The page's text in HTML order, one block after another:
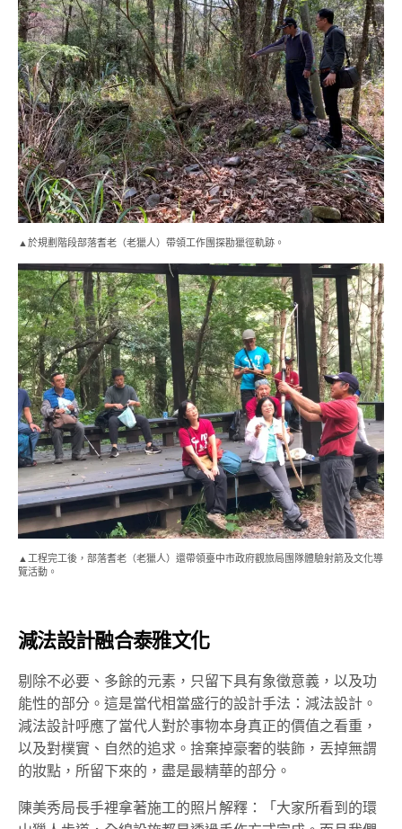
▲於規劃階段部落耆老（老獵人）帶領工作團探勘獵徑軌跡。
▲工程完工後，部落耆老（老獵人）還帶領臺中市政府觀旅局團隊體驗射箭及文化導
覽活動。
減法設計融合泰雅文化
剔除不必要、多餘的元素，只留下具有象徵意義，以及功
能性的部分。這是當代相當盛行的設計手法：減法設計。
減法設計呼應了當代人對於事物本身真正的價值之看重，
以及對樸實、自然的追求。捨棄掉豪奢的裝飾，丟掉無謂
的妝點，所留下來的，盡是最精華的部分。
陳美秀局長手裡拿著施工的照片解釋：「大家所看到的環